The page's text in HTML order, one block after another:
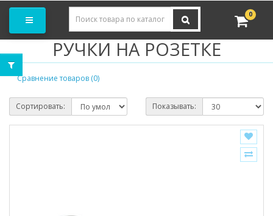
0
РУЧКИ НА РОЗЕТКЕ
Сравнение товаров (0)
Сортировать: Показывать: